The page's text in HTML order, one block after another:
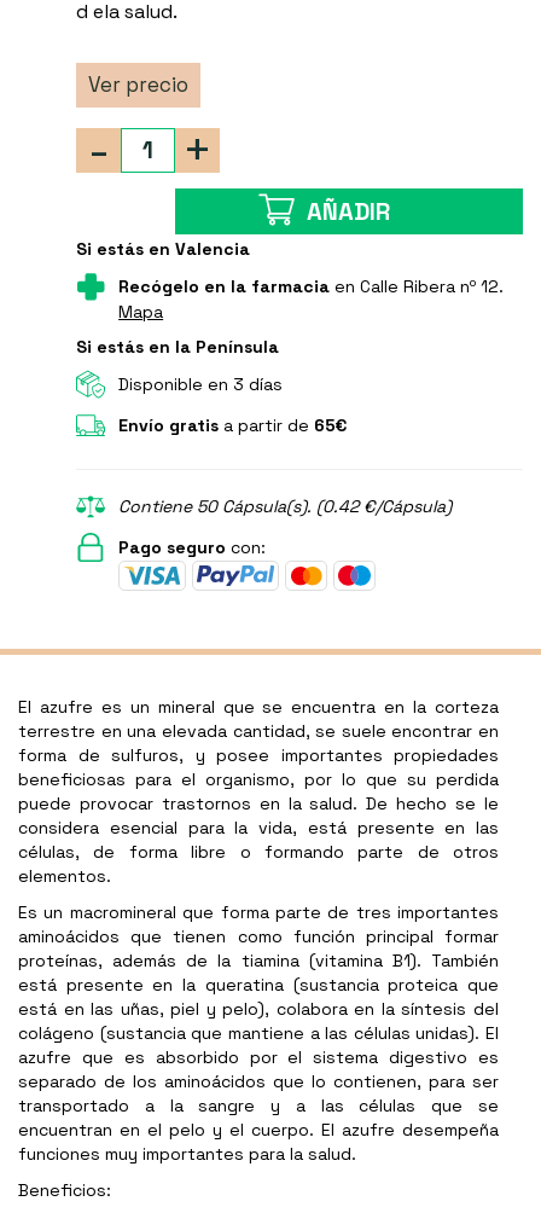
d ela salud.
Ver precio
+
-
AÑADIR
Si estás en Valencia
Recógelo en la farmacia en Calle Ribera nº 12.
Mapa
Si estás en la Península
Disponible en 3 días
Envío gratis a partir de 65€
Contiene 50 Cápsula(s). (0.42 €/Cápsula)
Pago seguro con:
El azufre es un mineral que se encuentra en la corteza
terrestre en una elevada cantidad, se suele encontrar en
forma de sulfuros, y posee importantes propiedades
beneficiosas para el organismo, por lo que su perdida
puede provocar trastornos en la salud. De hecho se le
considera esencial para la vida, está presente en las
células, de forma libre o formando parte de otros
elementos.
Es un macromineral que forma parte de tres importantes
aminoácidos que tienen como función principal formar
proteínas, además de la tiamina (vitamina B1). También
está presente en la queratina (sustancia proteica que
está en las uñas, piel y pelo), colabora en la síntesis del
colágeno (sustancia que mantiene a las células unidas). El
azufre que es absorbido por el sistema digestivo es
separado de los aminoácidos que lo contienen, para ser
transportado a la sangre y a las células que se
encuentran en el pelo y el cuerpo. El azufre desempeña
funciones muy importantes para la salud.
Beneficios: